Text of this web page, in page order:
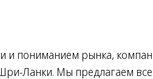
пониманием рынка,
Ланки. Мы предлагаем